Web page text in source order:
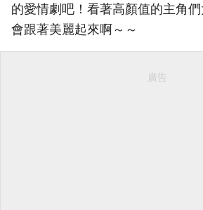
的愛情劇吧！看著高顏值的主角
會跟著美麗起來啊～～
廣告